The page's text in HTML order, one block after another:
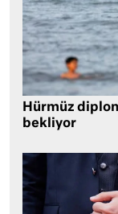
Hürmüz
bekliyor